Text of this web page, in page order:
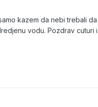
kazem da nebi trebali
vodu. Pozdrav cuturi